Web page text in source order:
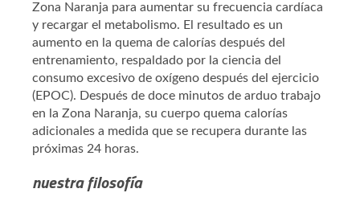
Zona Naranja para aumentar su frecuencia cardíaca
y recargar el metabolismo. El resultado es un
aumento en la quema de calorías después del
entrenamiento, respaldado por la ciencia del
consumo excesivo de oxígeno después del ejercicio
(EPOC). Después de doce minutos de arduo trabajo
en la Zona Naranja, su cuerpo quema calorías
adicionales a medida que se recupera durante las
próximas 24 horas.
nuestra filosofía